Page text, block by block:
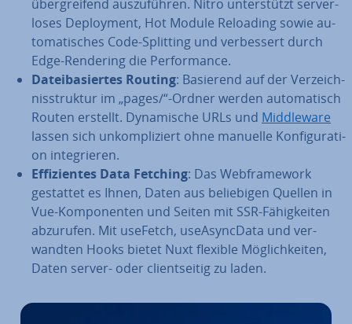
über­grei­fend aus­zu­füh­ren. Nitro un­ter­stützt ser­ver­
lo­ses De­ploy­ment, Hot Module Reloading sowie au­
to­ma­ti­sches Code-Splitting und ver­bes­sert durch
Edge-Rendering die Per­for­mance.
Da­tei­ba­sier­tes Routing: Basierend auf der Ver­zeich­
nis­struk­tur im „pages/“-Ordner werden au­to­ma­tisch
Routen erstellt. Dy­na­mi­sche URLs und Midd­le­wa­re
lassen sich un­kom­pli­ziert ohne manuelle Kon­fi­gu­ra­ti­
on in­te­grie­ren.
Ef­fi­zi­en­tes Data Fetching: Das Web­frame­work
gestattet es Ihnen, Daten aus be­lie­bi­gen Quellen in
Vue-Kom­po­nen­ten und Seiten mit SSR-Fä­hig­kei­ten
abzurufen. Mit useFetch, use­A­syn­cDa­ta und ver­
wand­ten Hooks bietet Nuxt flexible Mög­lich­kei­ten,
Daten server- oder cli­ent­sei­tig zu laden.